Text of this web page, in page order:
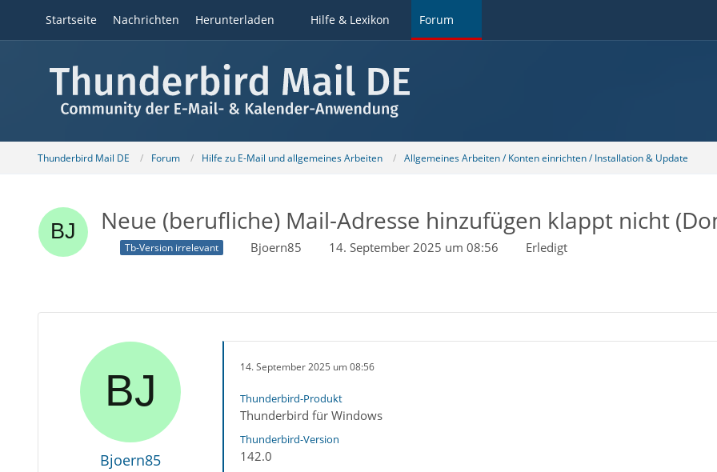
Startseite Nachrichten Herunterladen Hilfe & Lexikon Forum
Thunderbird Mail DE Forum Hilfe zu E-Mail und allgemeines Arbeiten Allgemeines Arbeiten / Konten einrichten / Installation & Update
Neue (berufliche) Mail-Adresse hinzufügen klappt nicht
Tb-Version irrelevant Bjoern85 14. September 2025 um 08:56 Erledigt
Bjoern85
14. September 2025 um 08:56
Thunderbird-Produkt
Thunderbird für Windows
Thunderbird-Version
142.0